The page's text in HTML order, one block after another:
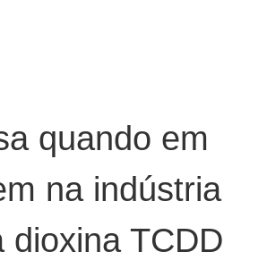
quando em
na indústria
TCDD